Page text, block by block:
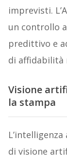
imprevisti.
un controllo
predittivo e
di affidabilità
Visione
la stampa
di visione